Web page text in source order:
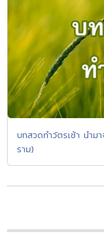
บทสวดทำวัตรเช้า นำม
ราม)